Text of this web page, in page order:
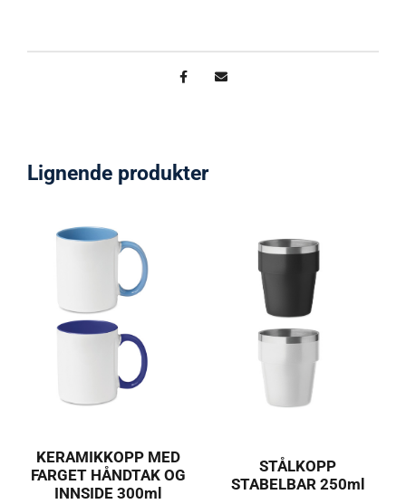
Lignende produkter
KERAMIKKOPP MED
FARGET HÅNDTAK OG
INNSIDE 300ml
STÅLKOPP
STABELBAR 250ml